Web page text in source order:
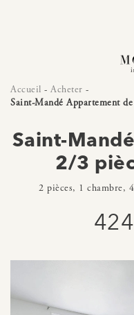
Accueil - Acheter -
Saint-Mandé Appartement
Saint-
2/3
2 pièces, 1 chambre,